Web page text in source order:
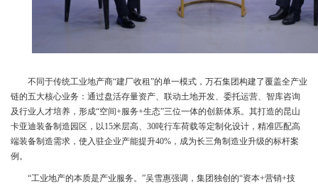
不同于传统工业地产商“建厂收租”的单一模式，万石集团构建了覆盖全产业
链的五大核心业务：通过盘活存量资产、联动土地开发、委托运营、智库咨询
及行业人才培养，形成“空间+服务+生态”三位一体的创新体系。其打造的昆山
卡亚迪装备制造园区，以15米层高、30吨行车荷载等定制化设计，精准匹配高
端装备制造需求，使入驻企业产能提升40%，成为长三角制造业升级的标杆案
例。
“工业地产的本质是产业服务。”吴雪惠强调，集团独创的“资本+营销+技